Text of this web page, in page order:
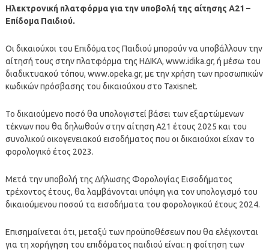
Ηλεκτρονική πλατφόρμα για την υποβολή της αίτησης Α21 –
Επίδομα Παιδιού.
Οι δικαιούχοι του Επιδόματος Παιδιού μπορούν να υποβάλλουν την
αίτησή τους στην πλατφόρμα της ΗΔΙΚΑ, www.idika.gr, ή μέσω του
διαδικτυακού τόπου, www.opeka.gr, με την χρήση των προσωπικών
κωδικών πρόσβασης του δικαιούχου στο Taxisnet.
Το δικαιούμενο ποσό θα υπολογιστεί βάσει των εξαρτώμενων
τέκνων που θα δηλωθούν στην αίτηση Α21 έτους 2025 και του
συνολικού οικογενειακού εισοδήματος που οι δικαιούχοι είχαν το
φορολογικό έτος 2023.
Μετά την υποβολή της Δήλωσης Φορολογίας Εισοδήματος
τρέχοντος έτους, θα λαμβάνονται υπόψη για τον υπολογισμό του
δικαιούμενου ποσού τα εισοδήματα του φορολογικού έτους 2024.
Επισημαίνεται ότι, μεταξύ των προϋποθέσεων που θα ελέγχονται
για τη χορήγηση του επιδόματος παιδιού είναι: η φοίτηση των